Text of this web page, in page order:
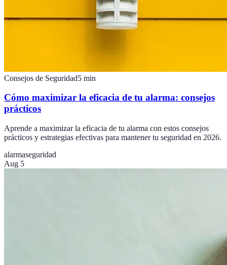
Consejos de Seguridad5 min
Cómo maximizar la eficacia de tu alarma: consejos
prácticos
Aprende a maximizar la eficacia de tu alarma con estos consejos
prácticos y estrategias efectivas para mantener tu seguridad en 2026.
alarmaseguridad
Aug 5